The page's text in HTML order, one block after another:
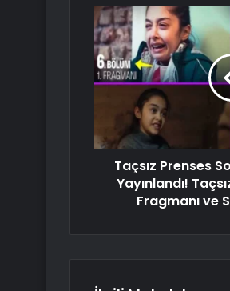
Taçsız Prenses
Yayınlandı!
Fragmanı ve